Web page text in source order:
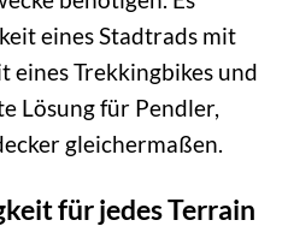
eines Stadtrads mit
eines Trekkingbikes und
Lösung für Pendler,
gleichermaßen.
für jedes Terrain